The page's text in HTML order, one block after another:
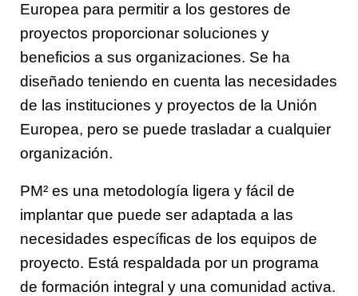
Europea para permitir a los gestores de
proyectos proporcionar soluciones y
beneficios a sus organizaciones. Se ha
diseñado teniendo en cuenta las necesidades
de las instituciones y proyectos de la Unión
Europea, pero se puede trasladar a cualquier
organización.
PM² es una metodología ligera y fácil de
implantar que puede ser adaptada a las
necesidades específicas de los equipos de
proyecto. Está respaldada por un programa
de formación integral y una comunidad activa.